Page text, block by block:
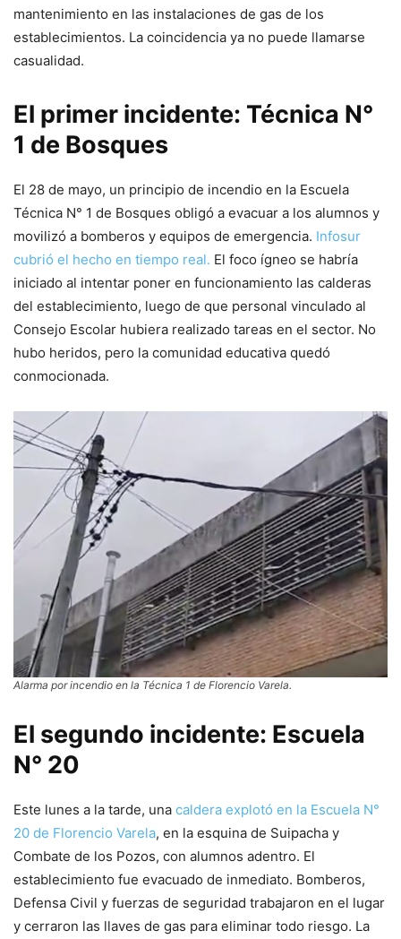
mantenimiento en las instalaciones de gas de los
establecimientos. La coincidencia ya no puede llamarse
casualidad.
El primer incidente: Técnica N°
1 de Bosques
El 28 de mayo, un principio de incendio en la Escuela
Técnica N° 1 de Bosques obligó a evacuar a los alumnos y
movilizó a bomberos y equipos de emergencia. Infosur
cubrió el hecho en tiempo real. El foco ígneo se habría
iniciado al intentar poner en funcionamiento las calderas
del establecimiento, luego de que personal vinculado al
Consejo Escolar hubiera realizado tareas en el sector. No
hubo heridos, pero la comunidad educativa quedó
conmocionada.
Alarma por incendio en la Técnica 1 de Florencio Varela.
El segundo incidente: Escuela
N° 20
Este lunes a la tarde, una caldera explotó en la Escuela N°
20 de Florencio Varela, en la esquina de Suipacha y
Combate de los Pozos, con alumnos adentro. El
establecimiento fue evacuado de inmediato. Bomberos,
Defensa Civil y fuerzas de seguridad trabajaron en el lugar
y cerraron las llaves de gas para eliminar todo riesgo. La